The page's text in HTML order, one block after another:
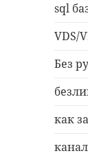
sql
VDS/
Без
как